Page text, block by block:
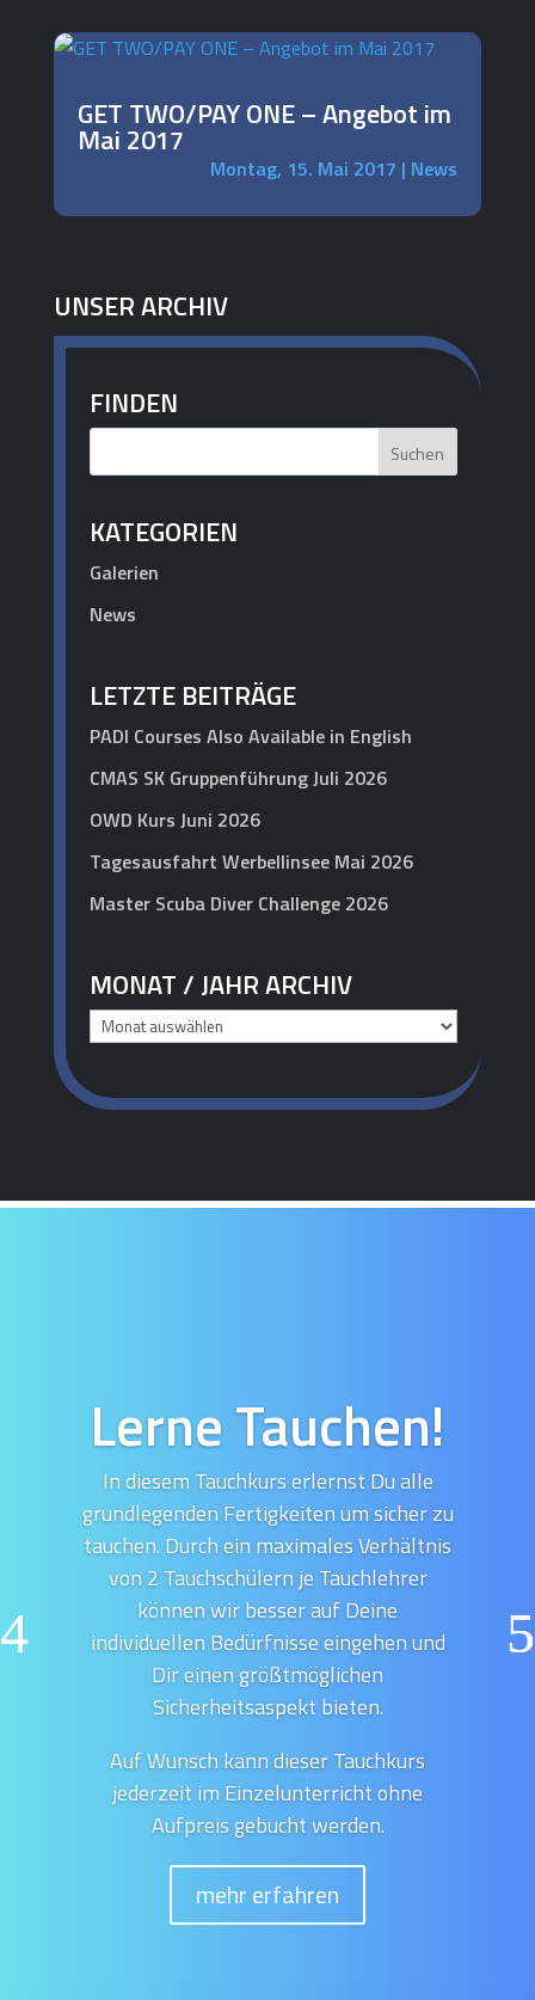
GET TWO/PAY ONE – Angebot im
Mai 2017
Montag, 15. Mai 2017 | News
UNSER ARCHIV
FINDEN
KATEGORIEN
Galerien
News
LETZTE BEITRÄGE
PADI Courses Also Available in English
CMAS SK Gruppenführung Juli 2026
OWD Kurs Juni 2026
Tagesausfahrt Werbellinsee Mai 2026
Master Scuba Diver Challenge 2026
MONAT / JAHR ARCHIV
Monat
Jahr
Lerne Tauchen!
In diesem Tauchkurs erlernst Du alle
grundlegenden Fertigkeiten um sicher zu
tauchen. Durch ein maximales Verhältnis
von 2 Tauchschülern je Tauchlehrer
können wir besser auf Deine
individuellen Bedürfnisse eingehen und
Dir einen größtmöglichen
Sicherheitsaspekt bieten.
Auf Wunsch kann dieser Tauchkurs
jederzeit im Einzelunterricht ohne
Aufpreis gebucht werden.
mehr erfahren